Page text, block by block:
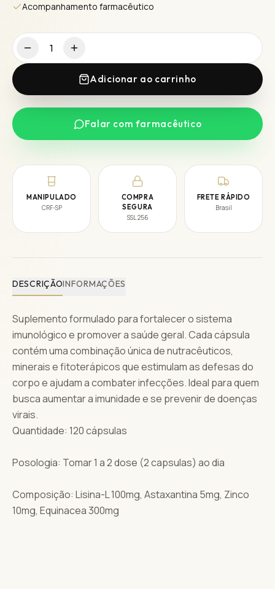
Acompanhamento farmacêutico
1
Adicionar ao carrinho
Falar com farmacêutico
MANIPULADO
CRF-SP
COMPRA
SEGURA
SSL 256
FRETE RÁPIDO
Brasil
DESCRIÇÃOINFORMAÇÕES
Suplemento formulado para fortalecer o sistema
imunológico e promover a saúde geral. Cada cápsula
contém uma combinação única de nutracêuticos,
minerais e fitoterápicos que estimulam as defesas do
corpo e ajudam a combater infecções. Ideal para quem
busca aumentar a imunidade e se prevenir de doenças
virais.
Quantidade: 120 cápsulas
Posologia: Tomar 1 a 2 dose (2 capsulas) ao dia
Composição: Lisina-L 100mg, Astaxantina 5mg, Zinco
10mg, Equinacea 300mg